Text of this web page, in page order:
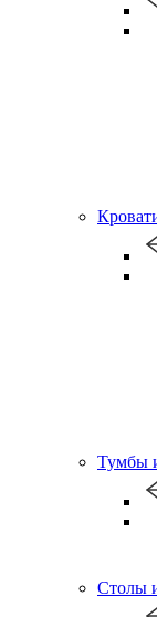
Тумбы
Столы